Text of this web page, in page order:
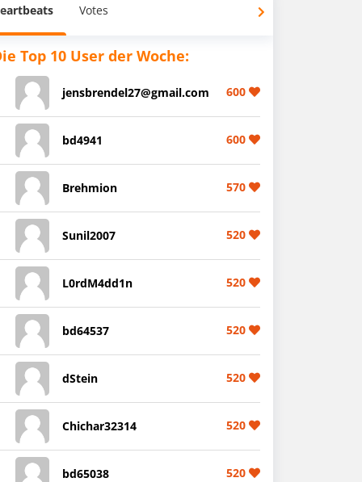
Votes
Top 10 User der Woche:
jensbrendel27@gmail.com 600
bd4941 600
Brehmion 570
Sunil2007 520
L0rdM4dd1n 520
bd64537 520
dStein 520
Chichar32314 520
bd65038 520